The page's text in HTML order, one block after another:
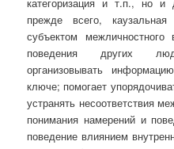
прежде всего, каузальная
субъектом
поведения других
организовывать
ключе; помогает
устранять несоответствия
понимания намерений и
поведение влиянием